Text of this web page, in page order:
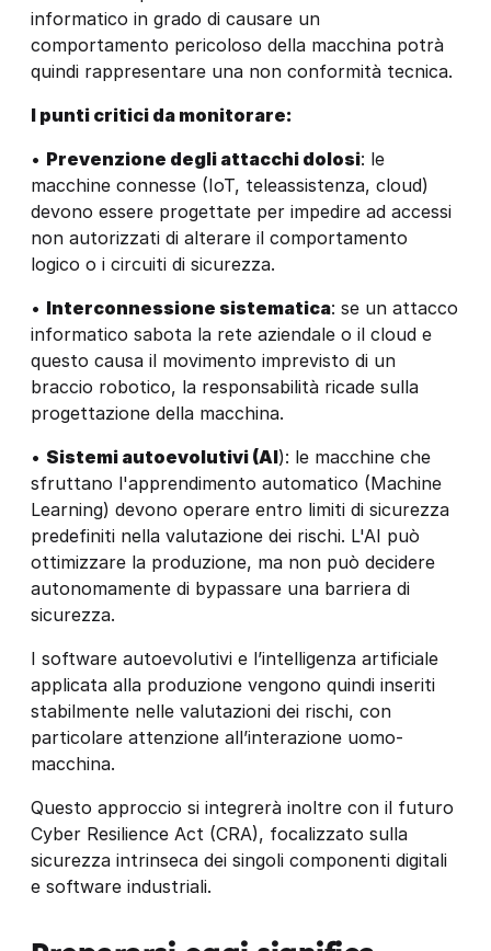
informatico in grado di causare un
comportamento pericoloso della macchina potrà
quindi rappresentare una non conformità tecnica.
I punti critici da monitorare:
• Prevenzione degli attacchi dolosi: le
macchine connesse (IoT, teleassistenza, cloud)
devono essere progettate per impedire ad accessi
non autorizzati di alterare il comportamento
logico o i circuiti di sicurezza.
• Interconnessione sistematica: se un attacco
informatico sabota la rete aziendale o il cloud e
questo causa il movimento imprevisto di un
braccio robotico, la responsabilità ricade sulla
progettazione della macchina.
• Sistemi autoevolutivi (AI): le macchine che
sfruttano l'apprendimento automatico (Machine
Learning) devono operare entro limiti di sicurezza
predefiniti nella valutazione dei rischi. L'AI può
ottimizzare la produzione, ma non può decidere
autonomamente di bypassare una barriera di
sicurezza.
I software autoevolutivi e l’intelligenza artificiale
applicata alla produzione vengono quindi inseriti
stabilmente nelle valutazioni dei rischi, con
particolare attenzione all’interazione uomo-
macchina.
Questo approccio si integrerà inoltre con il futuro
Cyber Resilience Act (CRA), focalizzato sulla
sicurezza intrinseca dei singoli componenti digitali
e software industriali.